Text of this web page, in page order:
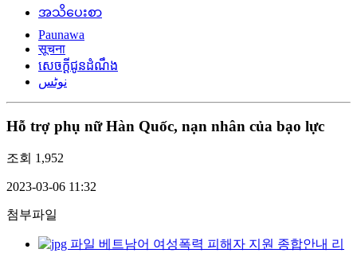
အသိပေးစာ
Paunawa
सूचना
សេចក្តីជូនដំណឹង
نوٹس
Hỗ trợ phụ nữ Hàn Quốc, nạn nhân của bạo lực
조회 1,952
2023-03-06 11:32
첨부파일
베트남어 여성폭력 피해자 지원 종합안내 리